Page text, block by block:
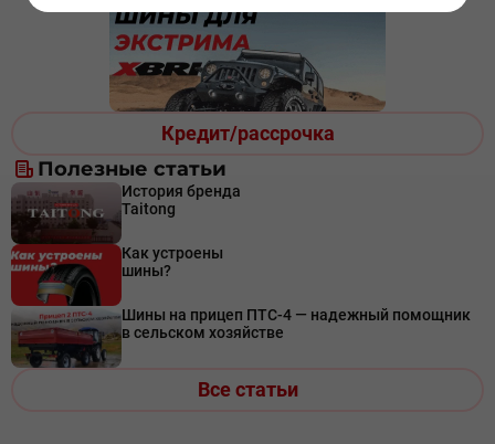
Кредит/рассрочка
Полезные статьи
История бренда
Taitong
Как устроены
шины?
Шины на прицеп ПТС-4 — надежный помощник
в сельском хозяйстве
Все статьи